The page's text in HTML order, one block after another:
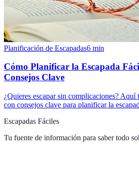
Planificación de Escapadas6 min
Cómo Planificar la Escapada
Consejos Clave
¿Quieres escapar sin complicaciones? Aquí
con consejos clave para planificar la
Escapadas Fáciles
Tu fuente de información para saber todo